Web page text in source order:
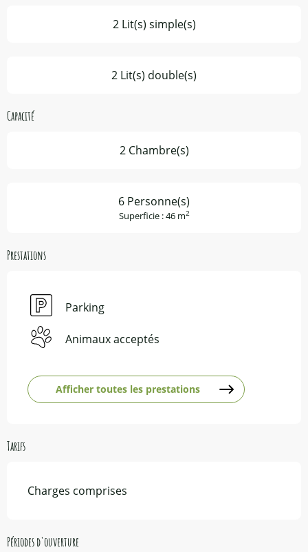
2 Lit(s) simple(s)
2 Lit(s) double(s)
Capacité
2 Chambre(s)
6 Personne(s)
Superficie : 46 m2
Prestations
Parking
Animaux acceptés
Afficher toutes les prestations
Tarifs
Charges comprises
Périodes d'ouverture